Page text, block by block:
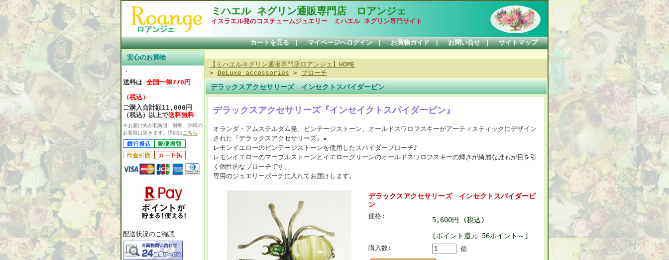
ミハエル ネグリン通販専門店 ロアンジェ
イスラエル発のコスチュームジュエリー ミハエル ネグリン専門サイト
カートを見る｜ マイページへログイン｜ お買物ガイド｜ お問い合せ｜ サイトマップ
安心のお買物
・
送料は 全国一律770円
（税込）
ご購入合計額11,000円
（税込）以上で送料無料
※お届け先が北海道、離島、沖縄の
お客様は除きます。詳細は こちら
配送状況のご確認
【ミハエルネグリン通販専門店ロアンジェ】HOME
> DeLuxe accessories > ブローチ
デラックスアクセサリーズ インセクトスパイダーピン
デラックスアクセサリーズ『インセイクトスパイダーピン』
オランダ・アムステルダム発、ビンテージストーン、オールドスワロフスキーがアーティスティックにデザイン
された『デラックスアクセサリーズ』★
レモンイエローのビンテージストーンを使用したスパイダーブローチ♪
レモンイエローのマーブルストーンとイエローグリーンのオールドスワロフスキーの輝きが綺麗な誰もが目を引
く個性的なブローチです。
専用のジュエリーポーチに入れてお届けします。
デラックスアクセサリーズ インセクトスパイダーピ
ン
価格:
5,600円 (税込)
[ポイント還元 56ポイント～]
購入数: 個